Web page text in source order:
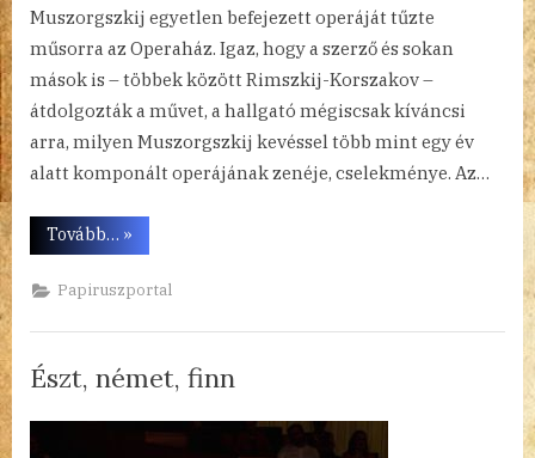
Muszorgszkij egyetlen befejezett operáját tűzte
műsorra az Operaház. Igaz, hogy a szerző és sokan
mások is – többek között Rimszkij-Korszakov –
átdolgozták a művet, a hallgató mégiscsak kíváncsi
arra, milyen Muszorgszkij kevéssel több mint egy év
alatt komponált operájának zenéje, cselekménye. Az…
Tovább… “Kétségek
és
»
Papiruszportal
Észt, német, finn
Posted
2024.05.10.
By
admin
Nincs hozzászólása(z)